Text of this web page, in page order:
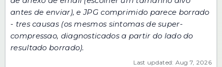
antes de enviar), eJPG comprimido parece borrado
- tres causas(os mesmos sintomas de super-
compressao, diagnosticados a partir do lado do
resultado borrado).
Last updated: Aug 7, 2026